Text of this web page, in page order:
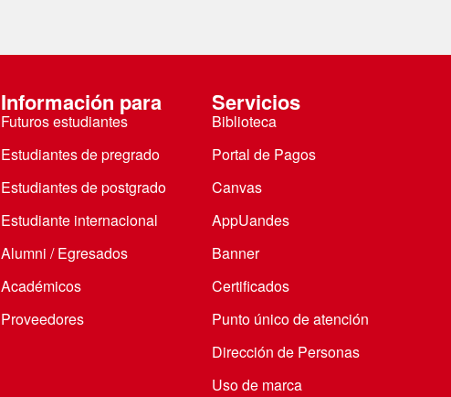
Información para
Futuros estudiantes
Estudiantes de pregrado
Estudiantes de postgrado
Estudiante internacional
Alumni / Egresados
Académicos
Proveedores
Servicios
Biblioteca
Portal de Pagos
Canvas
AppUandes
Banner
Certificados
Punto único de atención
Dirección de Personas
Uso de marca